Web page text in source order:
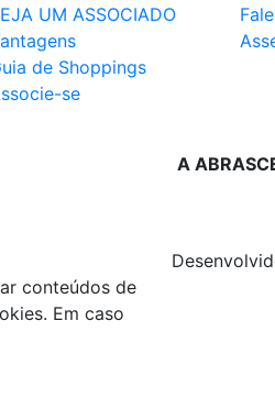
UM ASSOCIADO
de Shoppings
se
A
conteúdos de
Em caso